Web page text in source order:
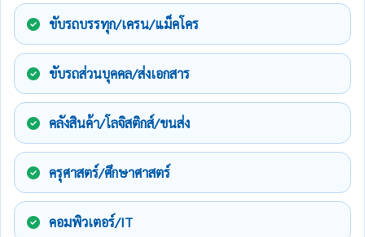
ขับรถบรรทุก/เครน/แม็คโคร
ขับรถส่วนบุคคล/ส่งเอกสาร
คลังสินค้า/โลจิสติกส์/ขนส่ง
ครุศาสตร์/ศึกษาศาสตร์
คอมพิวเตอร์/IT